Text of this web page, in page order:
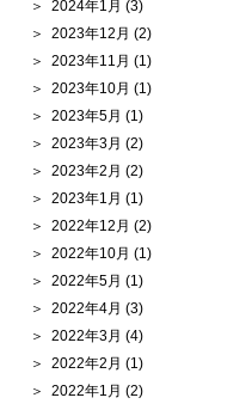
2024年1月(3)
2023年12月(2)
2023年11月(1)
2023年10月(1)
2023年5月(1)
2023年3月(2)
2023年2月(2)
2023年1月(1)
2022年12月(2)
2022年10月(1)
2022年5月(1)
2022年4月(3)
2022年3月(4)
2022年2月(1)
2022年1月(2)